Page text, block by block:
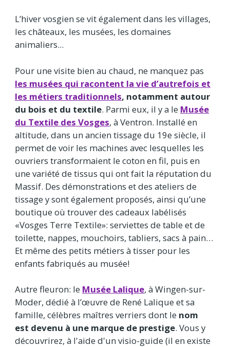
L’hiver vosgien se vit également dans les villages,
les châteaux, les musées, les domaines
animaliers...
Pour une visite bien au chaud, ne manquez pas
les musées qui racontent la vie d’autrefois et
les métiers traditionnels, notamment autour
du bois et du textile. Parmi eux, il y a le Musée
du Textile des Vosges, à Ventron. Installé en
altitude, dans un ancien tissage du 19e siècle, il
permet de voir les machines avec lesquelles les
ouvriers transformaient le coton en fil, puis en
une variété de tissus qui ont fait la réputation du
Massif. Des démonstrations et des ateliers de
tissage y sont également proposés, ainsi qu’une
boutique où trouver des cadeaux labélisés
«Vosges Terre Textile»: serviettes de table et de
toilette, nappes, mouchoirs, tabliers, sacs à pain…
Et même des petits métiers à tisser pour les
enfants fabriqués au musée!
Autre fleuron: le Musée Lalique, à Wingen-sur-
Moder, dédié à l’œuvre de René Lalique et sa
famille, célèbres maîtres verriers dont le nom
est devenu à une marque de prestige. Vous y
découvrirez, à l'aide d'un visio-guide (il en existe